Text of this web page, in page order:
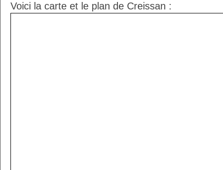
Voici la carte et le plan de Creissan :